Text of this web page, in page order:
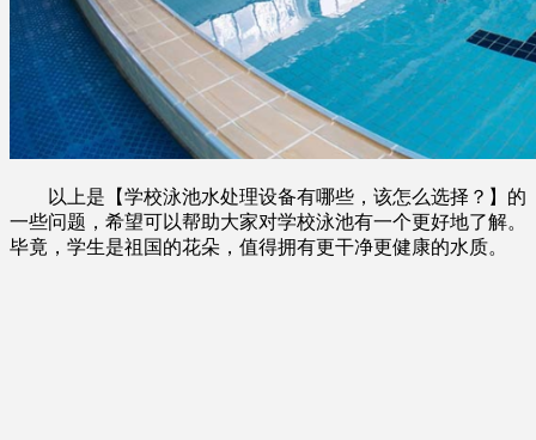
以上是【学校泳池水处理设备有哪些，该怎么选择？】的
一些问题，希望可以帮助大家对学校泳池有一个更好地了解。
毕竟，学生是祖国的花朵，值得拥有更干净更健康的水质。